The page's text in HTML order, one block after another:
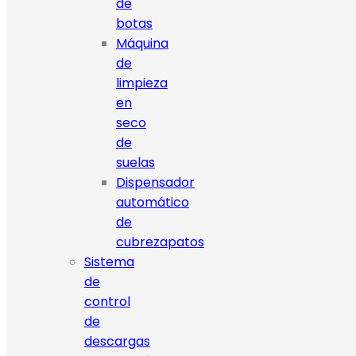
de
botas
Máquina
de
limpieza
en
seco
de
suelas
Dispensador
automático
de
cubrezapatos
Sistema
de
control
de
descargas